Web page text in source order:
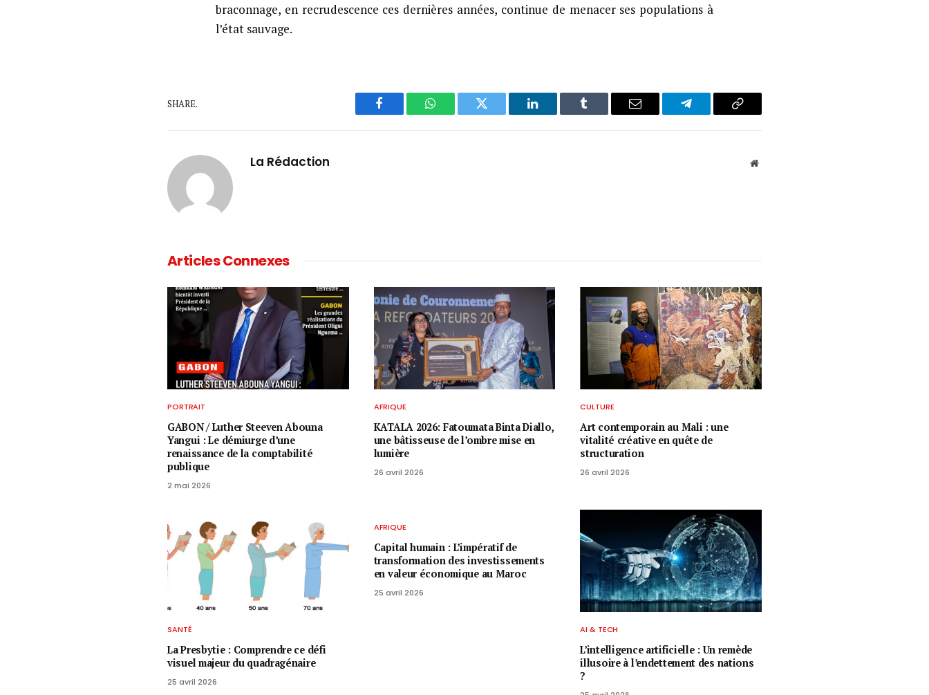
braconnage, en recrudescence ces dernières années, continue de menacer ses populations à
l’état sauvage.
SHARE.
Facebook WhatsAppTwitter LinkedIn Tumblr Email Telegram Copy
La Rédaction Website
Articles Connexes
PORTRAIT
GABON / ​Luther Steeven Abouna
Yangui : Le démiurge d’une
renaissance de la comptabilité
publique
2 mai 2026
AFRIQUE
KATALA 2026: Fatoumata Binta Diallo,
une bâtisseuse de l’ombre mise en
lumière
26 avril 2026
CULTURE
Art contemporain au Mali : une
vitalité créative en quête de
structuration
26 avril 2026
SANTÉ
La Presbytie : Comprendre ce défi
visuel majeur du quadragénaire
25 avril 2026
AFRIQUE
Capital humain : L’impératif de
transformation des investissements
en valeur économique au Maroc
25 avril 2026
AI & TECH
L’intelligence artificielle : Un remède
illusoire à l’endettement des nations
?